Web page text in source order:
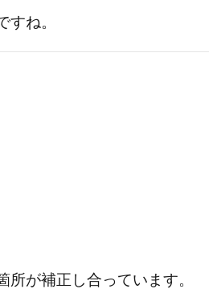
ね。
所が補正し合っています。